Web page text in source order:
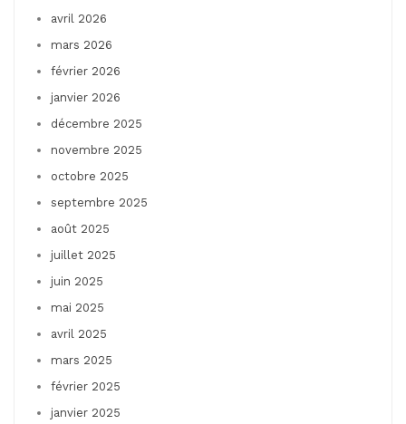
avril 2026
mars 2026
février 2026
janvier 2026
décembre 2025
novembre 2025
octobre 2025
septembre 2025
août 2025
juillet 2025
juin 2025
mai 2025
avril 2025
mars 2025
février 2025
janvier 2025